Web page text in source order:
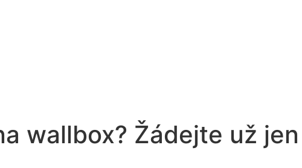
wallbox? Žádejte už